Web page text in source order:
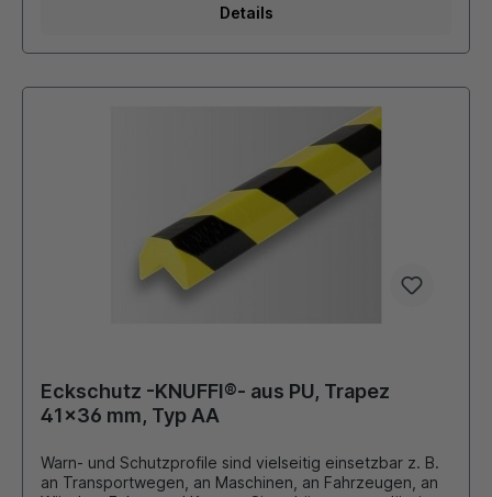
vielseitig eingesetzt werden. Material aus FCKW
Farbabrieb geschützt temperaturbeständig von - 40 °C
brandgeprüft nach DIN 4102 B2. Farbe: gelb/schwarz
Details
Eckschutz -KNUFFI®- aus PU, Trapez
41x36 mm, Typ AA
Warn- und Schutzprofile sind vielseitig einsetzbar z. B.
an Transportwegen, an Maschinen, an Fahrzeugen, an